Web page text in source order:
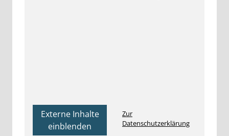
Externe Inhalte
einblenden
Zur
Datenschutzerklärung